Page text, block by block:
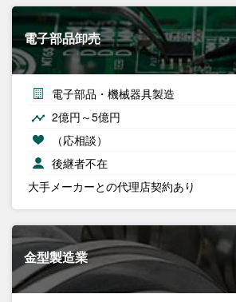
電子部品卸売
電子部品・機械器具製造
2億円～5億円
（応相談）
後継者不在
大手メーカーとの代理店契約あり
金型製造業